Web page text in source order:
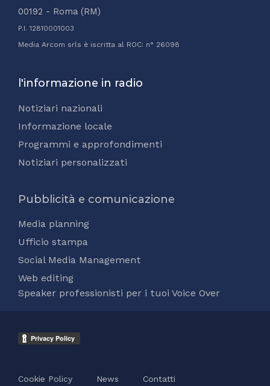
00192 - Roma (RM)
P.I. 12810001003
Media Arcom srls è iscritta al ROC: n° 26098
l'informazione in radio
Notiziari nazionali
Informazione locale
Programmi e approfondimenti
Notiziari personalizzati
Pubblicità e comunicazione
Media planning
Ufficio stampa
Social Media Management
Web editing
Speaker professionisti per i tuoi Voice Over
Cookie Policy News Contatti